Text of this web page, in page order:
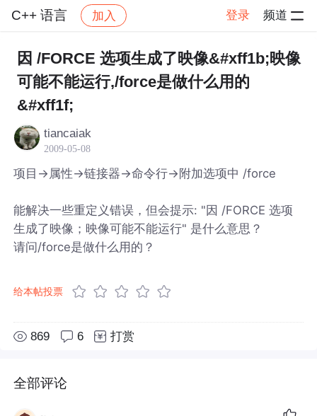
C++ 语言 加入 登录 频道
社区 C++ 语言 帖子详情
因 /FORCE 选项生成了映像&#xff1b;映像
可能不能运行,/force是做什么用的
&#xff1f;
tiancaiak
2009-05-08
项目->属性->链接器->命令行->附加选项中 /force
能解决一些重定义错误，但会提示: "因 /FORCE 选项
生成了映像；映像可能不能运行" 是什么意思？
请问/force是做什么用的？
给本帖投票
869 6 打赏
全部评论